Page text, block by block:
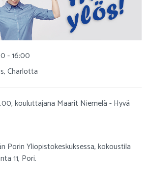
- 16:00
Charlotta
kouluttajana Maarit Niemelä - Hyvä
Porin Yliopistokeskuksessa, kokoustila
11, Pori.